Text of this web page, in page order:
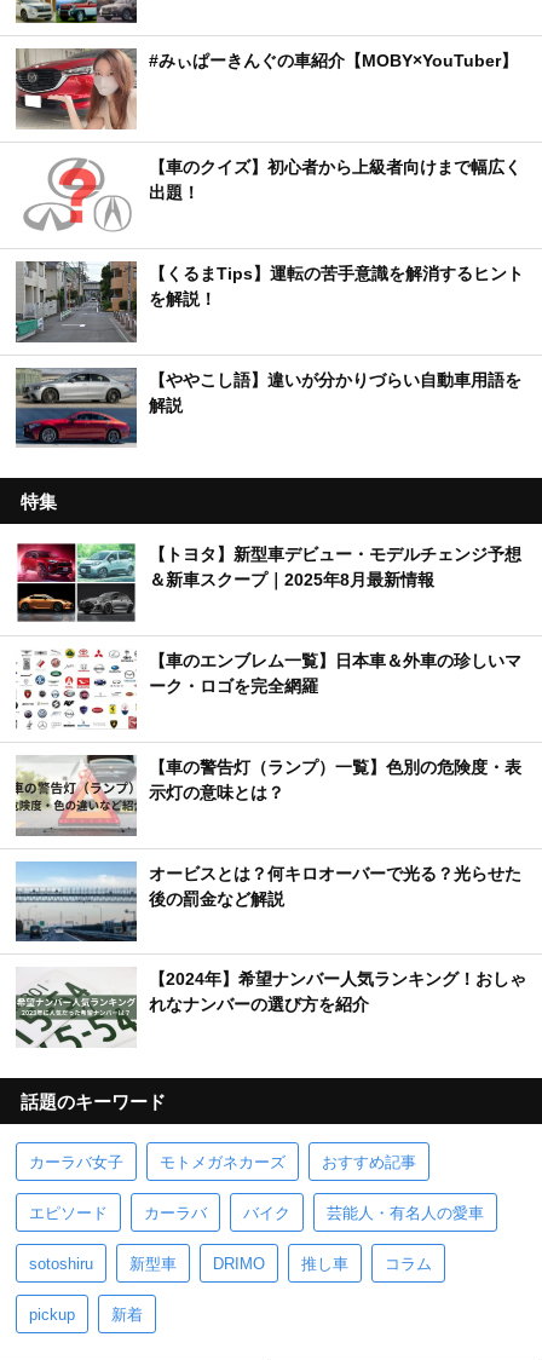
#みぃぱーきんぐの車紹介【MOBY×YouTuber】
【車のクイズ】初心者から上級者向けまで幅広く
出題！
【くるまTips】運転の苦手意識を解消するヒント
を解説！
【ややこし語】違いが分かりづらい自動車用語を
解説
特集
【トヨタ】新型車デビュー・モデルチェンジ予想
＆新車スクープ｜2025年8月最新情報
【車のエンブレム一覧】日本車＆外車の珍しいマ
ーク・ロゴを完全網羅
【車の警告灯（ランプ）一覧】色別の危険度・表
示灯の意味とは？
オービスとは？何キロオーバーで光る？光らせた
後の罰金など解説
【2024年】希望ナンバー人気ランキング！おしゃ
れなナンバーの選び方を紹介
話題のキーワード
カーラバ女子 モトメガネカーズ おすすめ記事
エピソード カーラバ バイク 芸能人・有名人の愛車
sotoshiru 新型車 DRIMO 推し車 コラム
pickup 新着